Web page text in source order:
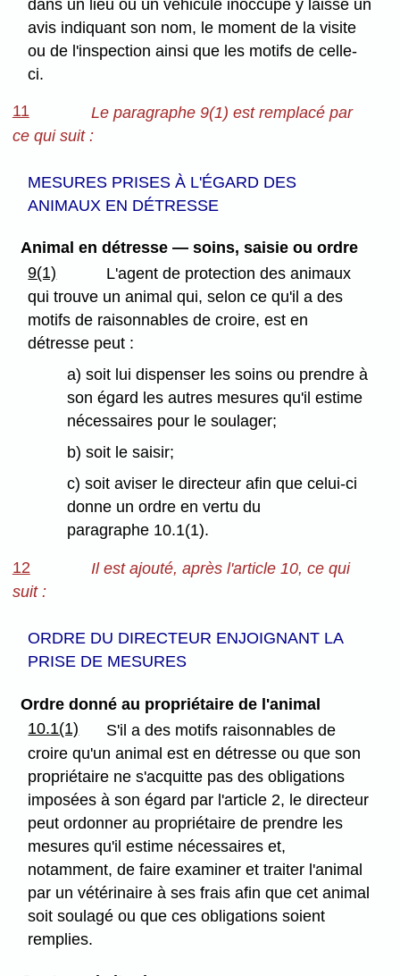
dans un lieu ou un véhicule inoccupé y laisse un
avis indiquant son nom, le moment de la visite
ou de l'inspection ainsi que les motifs de celle-
ci.
11
Le paragraphe 9(1) est remplacé par
ce qui suit :
MESURES PRISES À L'ÉGARD DES
ANIMAUX EN DÉTRESSE
Animal en détresse — soins, saisie ou ordre
9(1)
L'agent de protection des animaux
qui trouve un animal qui, selon ce qu'il a des
motifs de raisonnables de croire, est en
détresse peut :
a) soit lui dispenser les soins ou prendre à
son égard les autres mesures qu'il estime
nécessaires pour le soulager;
b) soit le saisir;
c) soit aviser le directeur afin que celui-ci
donne un ordre en vertu du
paragraphe 10.1(1).
12
Il est ajouté, après l'article 10, ce qui
suit :
ORDRE DU DIRECTEUR ENJOIGNANT LA
PRISE DE MESURES
Ordre donné au propriétaire de l'animal
10.1(1)
S'il a des motifs raisonnables de
croire qu'un animal est en détresse ou que son
propriétaire ne s'acquitte pas des obligations
imposées à son égard par l'article 2, le directeur
peut ordonner au propriétaire de prendre les
mesures qu'il estime nécessaires et,
notamment, de faire examiner et traiter l'animal
par un vétérinaire à ses frais afin que cet animal
soit soulagé ou que ces obligations soient
remplies.